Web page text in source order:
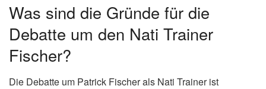
Was sind die Gründe für die
Debatte um den Nati Trainer
Fischer?
Die Debatte um Patrick Fischer als Nati Trainer ist